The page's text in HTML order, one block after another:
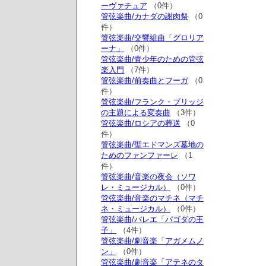
ーヴァチュア （0件）
管弦楽曲/カナダの謝肉祭 （0
件）
管弦楽曲/交響組曲「グロリア
ーナ」
（0件）
管弦楽曲/青少年のための管弦
楽入門
（7件）
管弦楽曲/前奏曲とフーガ（0
件）
管弦楽曲/フランク・ブリッジ
の主題による変奏曲 （3件）
管弦楽曲/ロシアの葬送 （0
件）
管弦楽曲/聖エドマンズ墓地の
ためのファンファーレ （1
件）
管弦楽曲/音楽の夜会（ソワ
レ・ミュージカル）
（0件）
管弦楽曲/音楽のマチネ（マチ
ネ・ミュージカル）
（0件）
管弦楽曲/バレエ「パゴダの王
子」
（4件）
管弦楽曲/劇音楽「アガメムノ
ン」
（0件）
管弦楽曲/劇音楽「アテネのタ